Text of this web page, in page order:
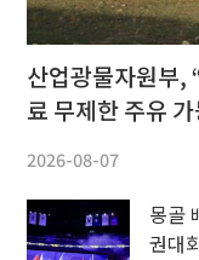
산업광물자원부,
료 무제한 주유
2026-08-07
몽골
권대